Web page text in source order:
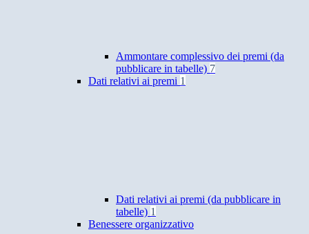
Ammontare complessivo dei premi (da
pubblicare in tabelle) 7
Dati relativi ai premi 1
Dati relativi ai premi (da pubblicare in
tabelle) 1
Benessere organizzativo